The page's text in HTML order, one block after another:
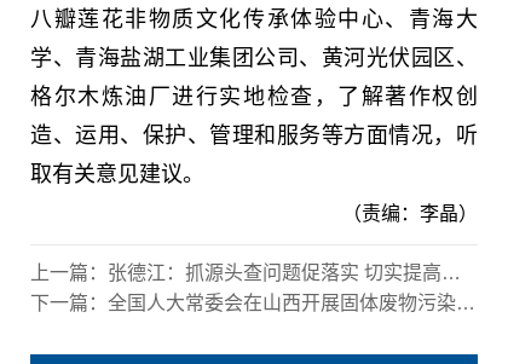
八瓣莲花非物质文化传承体验中心、青海大
学、青海盐湖工业集团公司、黄河光伏园区、
格尔木炼油厂进行实地检查，了解著作权创
造、运用、保护、管理和服务等方面情况，听
取有关意见建议。
（责编：李晶）
上一篇： 张德江：抓源头查问题促落实 切实提高污染治理法治化水平
下一篇： 全国人大常委会在山西开展固体废物污染环境防治法执法检查